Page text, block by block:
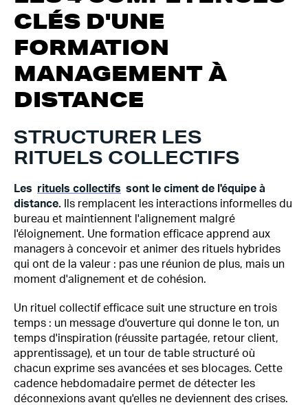
CLÉS D'UNE
FORMATION
MANAGEMENT À
DISTANCE
STRUCTURER LES
RITUELS COLLECTIFS
Les rituels collectifs sont le ciment de l'équipe à
distance. Ils remplacent les interactions informelles du
bureau et maintiennent l'alignement malgré
l'éloignement. Une formation efficace apprend aux
managers à concevoir et animer des rituels hybrides
qui ont de la valeur : pas une réunion de plus, mais un
moment d'alignement et de cohésion.
Un rituel collectif efficace suit une structure en trois
temps : un message d'ouverture qui donne le ton, un
temps d'inspiration (réussite partagée, retour client,
apprentissage), et un tour de table structuré où
chacun exprime ses avancées et ses blocages. Cette
cadence hebdomadaire permet de détecter les
déconnexions avant qu'elles ne deviennent des crises.